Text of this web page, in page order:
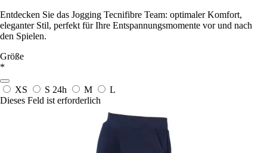
Entdecken Sie das Jogging Tecnifibre Team: optimaler Komfort,
eleganter Stil, perfekt für Ihre Entspannungsmomente vor und nach
den Spielen.
Größe
*
XS S 24h M
L
Dieses Feld ist erforderlich